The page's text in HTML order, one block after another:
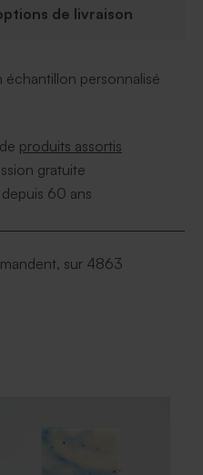
de livraison
personnalisé
produits assortis
gratuite
60 ans
sur 4863